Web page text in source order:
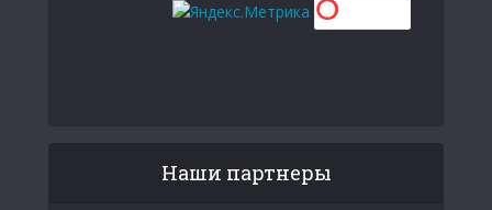
Наши партнеры